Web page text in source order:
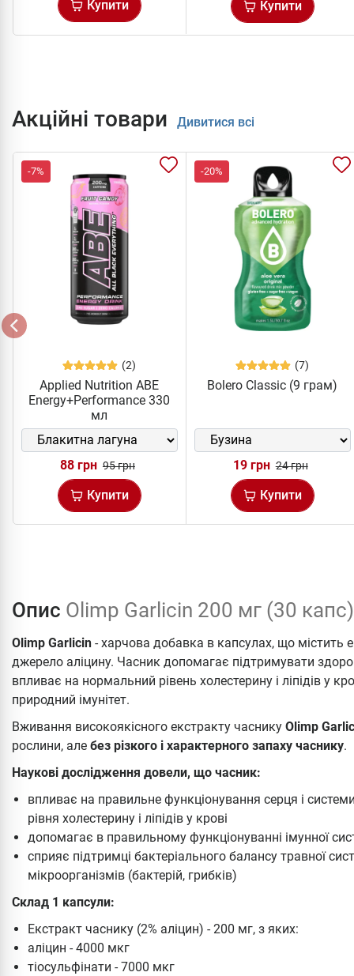
Купити Купити
Акційні товари Дивитися всі
-7%
(2)
Applied Nutrition ABE
Energy+Performance 330
мл
88 грн 95 грн
Купити
-20%
(7)
Bolero Classic (9 грам)
19 грн 24 грн
Купити
Опис Olimp Garlicin 200 мг (30 капс)
Olimp Garlicin - харчова добавка в капсулах, що містить
джерело аліцину. Часник допомагає підтримувати
впливає на нормальний рівень холестерину і ліпідів у
природний імунітет.
Вживання високоякісного екстракту часнику Olimp
рослини, але без різкого і характерного запаху часнику.
Наукові дослідження довели, що часник:
впливає на правильне функціонування серця і
рівня холестерину і ліпідів у крові
допомагає в правильному функціонуванні імунної
сприяє підтримці бактеріального балансу травної
мікроорганізмів (бактерій, грибків)
Склад 1 капсули:
Екстракт часнику (2% аліцин) - 200 мг, з яких:
аліцин - 4000 мкг
тіосульфінати - 7000 мкг